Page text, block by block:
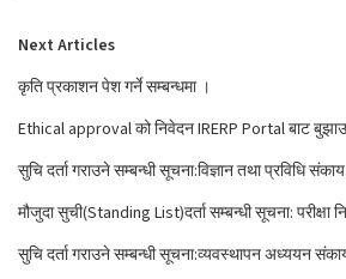
Next Articles
कृति प्रकाशन पेश गर्ने सम्बन्धमा ।
Ethical approval को निवेदन IRERP Portal बाट
सुचि दर्ता गराउने सम्बन्धी सूचना:विज्ञान तथा प्रविधि
मौजुदा सुची(Standing List)दर्ता सम्बन्धी सूचना: परीक्षा
सुचि दर्ता गराउने सम्बन्धी सूचना:व्यवस्थापन अध्ययन